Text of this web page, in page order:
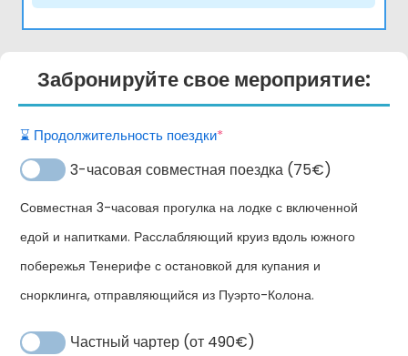
Забронируйте свое мероприятие:
⌛️ Продолжительность поездки*
3-часовая совместная поездка (75€)
Совместная 3-часовая прогулка на лодке с включенной
едой и напитками. Расслабляющий круиз вдоль южного
побережья Тенерифе с остановкой для купания и
снорклинга, отправляющийся из Пуэрто-Колона.
Частный чартер (от 490€)